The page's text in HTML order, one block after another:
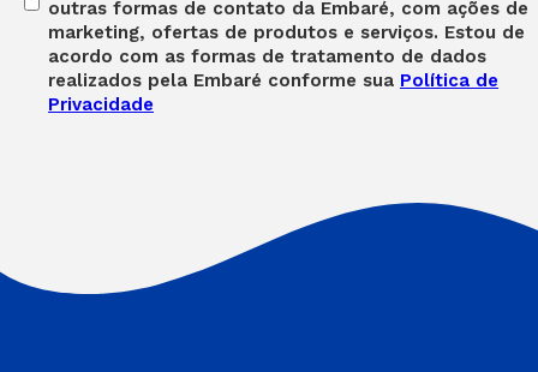
outras formas de contato da Embaré, com ações de
marketing, ofertas de produtos e serviços. Estou de
acordo com as formas de tratamento de dados
realizados pela Embaré conforme sua Política de
Privacidade